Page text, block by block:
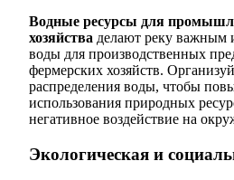
Водные ресурсы для
хозяйства делают реку важным
воды для производственных
фермерских хозяйств.
распределения воды, чтобы
использования природных
негативное воздействие на
Экологическая и